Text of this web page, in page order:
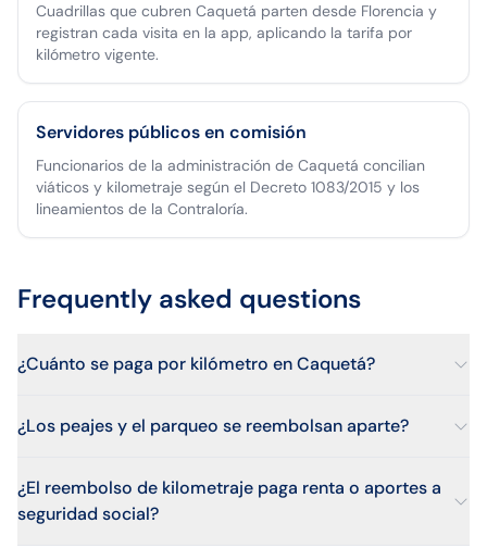
Cuadrillas que cubren Caquetá parten desde Florencia y
registran cada visita en la app, aplicando la tarifa por
kilómetro vigente.
Servidores públicos en comisión
Funcionarios de la administración de Caquetá concilian
viáticos y kilometraje según el Decreto 1083/2015 y los
lineamientos de la Contraloría.
Frequently asked questions
¿Cuánto se paga por kilómetro en Caquetá?
¿Los peajes y el parqueo se reembolsan aparte?
¿El reembolso de kilometraje paga renta o aportes a
seguridad social?